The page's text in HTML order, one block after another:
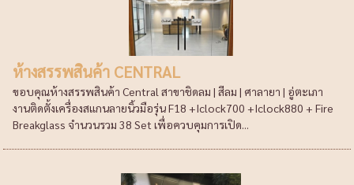
ห้างสรรพสินค้า CENTRAL
ขอบคุณห้างสรรพสินค้า Central สาขาชิดลม | สีลม | ศาลายา | อู่ตะเภา
งานติดตั้งเครื่องสแกนลายนิ้วมือรุ่น F18 +Iclock700 +Iclock880 + Fire
Breakglass จำนวนรวม 38 Set เพื่อควบคุมการเปิด...